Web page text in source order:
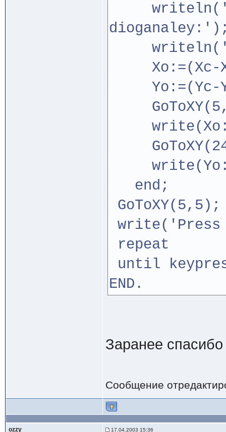
writeln('
Xo:=(Xc-
Yo:=(Yc-
end;
GoToXY(5,5);
repeat
until
END.
Заранее спасибо
Сообщение
ozzy 17.04.2003 15:36